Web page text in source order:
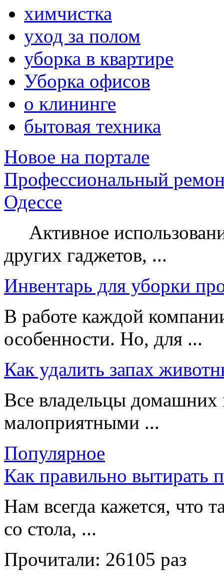
химчистка
уход за полом
уборка в квартире
Уборка офисов
о клининге
бытовая техника
Новое на портале
Профессиональный
Одессе
Активное
других гаджетов, ...
Инвентарь для уборки
В работе каждой
особенности. Но, для ...
Как удалить запах
Все владельцы домашних
малоприятными ...
Популярное
Как правильно вытирать
Нам всегда кажется, что
со стола, ...
Прочитали: 26105 раз